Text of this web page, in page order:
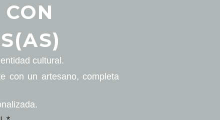
cultural.
con un artesano, completa